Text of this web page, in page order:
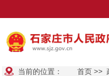
当前的位置： 首页 >>